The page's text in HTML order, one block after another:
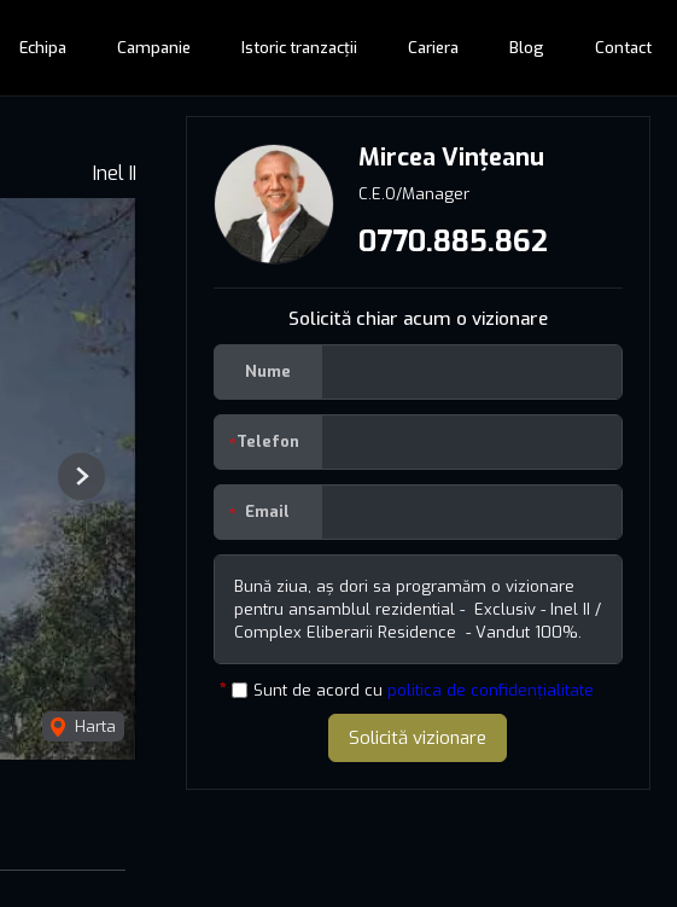
Echipa Campanie Istoric tranzacții Cariera Blog Contact
Inel II
Harta
Next
Mircea Vințeanu
C.E.O/Manager
0770.885.862
Solicită chiar acum o vizionare
Nume
Telefon
Email
Sunt de acord cu politica de confidențialitate
Solicită vizionare